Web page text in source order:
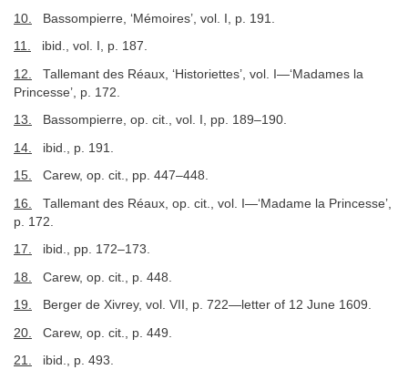
10. Bassompierre, ‘Mémoires’, vol. I, p. 191.
11. ibid., vol. I, p. 187.
12.
Tallemant des Réaux, ‘Historiettes’, vol. I—‘Madames la
Princesse’, p. 172.
13. Bassompierre, op. cit., vol. I, pp. 189–190.
14. ibid., p. 191.
15. Carew, op. cit., pp. 447–448.
16.
Tallemant des Réaux, op. cit., vol. I—‘Madame la Princesse’,
p. 172.
17. ibid., pp. 172–173.
18. Carew, op. cit., p. 448.
19. Berger de Xivrey, vol. VII, p. 722—letter of 12 June 1609.
20. Carew, op. cit., p. 449.
21. ibid., p. 493.